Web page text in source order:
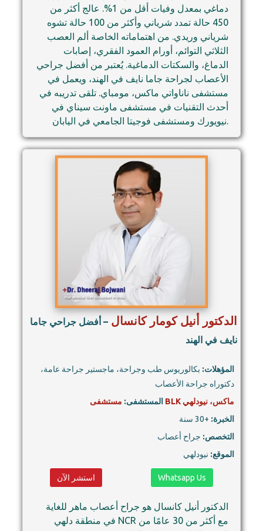
دماغي بمعدل وفيات أقل من 1%. عالج أكثر من
450 حالة تمدد شرياني وأكثر من 100 حالة تشوه
شرياني وريدي. من اهتماماته الخاصة ألم العصب
الثلاثي التوائم، أورام العمود الفقري، إصابات
الدماغ، والسكتات الدماغية. يُعتبر من أفضل جراحي
الأعصاب لجراحة جاما نايف في الهند، ويعمل في
مستشفى ناناواتي ماكس، مومباي. تلقى تدريبه في
أحدث التقنيات في مستشفى ماونت سيناي في
نيويورك ومستشفى فوجيتا الجامعي في اليابان.
الدكتور أنيل كومار كانسال – أفضل جراحي جاما
نايف في الهند
المؤهلات: بكالوريوس طب وجراحة، ماجستير جراحة عامة،
دكتوراه جراحة الأعصاب
المستشفى:
مستشفى BLK ماكس، نيودلهي
الخبرة: +30 سنة
التخصص: جراح أعصاب
الموقع: نيودلهي
استشر الآن Whatsapp Us
الدكتور أنيل كانسال هو جراح أعصاب ماهر للغاية
في منطقة دلهي NCR مع أكثر من 30 عامًا من